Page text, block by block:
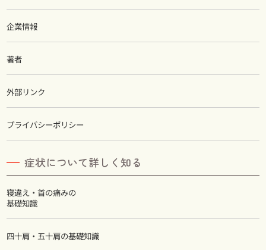
企業情報
著者
外部リンク
プライバシーポリシー
症状について詳しく知る
寝違え・首の痛みの
基礎知識
四十肩・五十肩の基礎知識